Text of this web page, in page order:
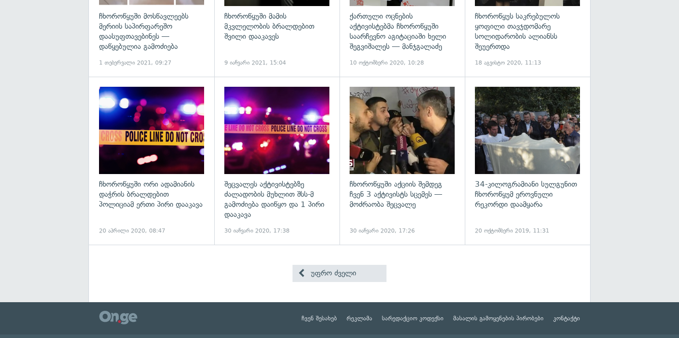
ჩხოროწყუში მოსწავლეებს
მერიის საპირფარეშო
დაასუფთავებინეს —
დაწყებულია გამოძიება
1 თებერვალი 2021, 09:27
ჩხოროწყუში მამის
მკვლელობის ბრალდებით
შვილი დააკავეს
9 იანვარი 2021, 15:04
ქართული ოცნების
აქტივისტებმა ჩხოროწყუში
საარჩევნო აგიტაციაში ხელი
შეგვიშალეს — მანჯგალაძე
10 ოქტომბერი 2020, 10:28
ჩხოროწყუს საკრებულოს
ყოფილი თავჯდომარე
სოლიდარობის ალიანსს
შეუერთდა
18 აგვისტო 2020, 11:13
გადახედვა
ჩხოროწყუში ორი ადამიანის
დაჭრის ბრალდებით
პოლიციამ ერთი პირი დააკავა
20 აპრილი 2020, 08:47
გადახედვა
შეცვალეს აქტივისტებზე
ძალადობის მუხლით შსს-მ
გამოძიება დაიწყო და 1 პირი
დააკავა
30 იანვარი 2020, 17:38
გადახედვა
ჩხოროწყუში აქციის შემდეგ
ჩვენ 3 აქტივისტს სცემეს —
მოძრაობა შეცვალე
30 იანვარი 2020, 17:26
34-კილოგრამიანი სულგუნით
ჩხოროწყუმ ეროვნული
რეკორდი დაამყარა
20 ოქტომბერი 2019, 11:31
უფრო ძველი
ჩვენ შესახებ რეკლამა სარედაქციო კოდექსი მასალის გამოყენების პირობები კონტაქტი